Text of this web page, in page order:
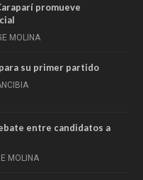
promueve
MOLINA
su primer partido
entre candidatos a
MOLINA